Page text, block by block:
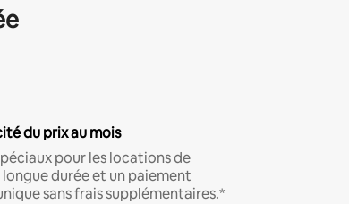
du prix au mois
pour les locations de
durée et un paiement
sans frais supplémentaires.*